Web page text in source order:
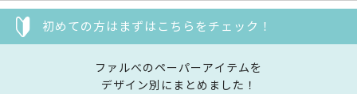
初めての方はまずはこちらをチェック！
ファルべのペーパーアイテムを
デザイン別にまとめました！